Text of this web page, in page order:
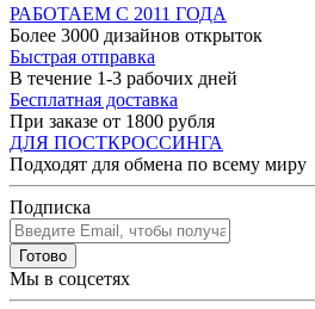
РАБОТАЕМ С 2011 ГОДА
Более 3000 дизайнов открыток
Быстрая отправка
В течение 1-3 рабочих дней
Бесплатная доставка
При заказе от 1800 рубля
ДЛЯ ПОСТКРОССИНГА
Подходят для обмена по всему миру
Подписка
Готово
Мы в соцсетях